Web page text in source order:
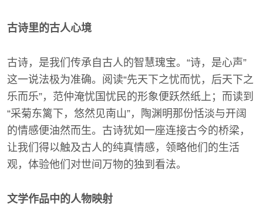
古诗里的古人心境
古诗，是我们传承自古人的智慧瑰宝。“诗，是心声”
这一说法极为准确。阅读“先天下之忧而忧，后天下之
乐而乐”，范仲淹忧国忧民的形象便跃然纸上；而读到
“采菊东篱下，悠然见南山”，陶渊明那份恬淡与开阔
的情感便油然而生。古诗犹如一座连接古今的桥梁，
让我们得以触及古人的纯真情感，领略他们的生活
观，体验他们对世间万物的独到看法。
文学作品中的人物映射